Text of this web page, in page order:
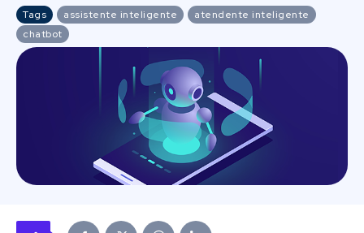
Tags assistente inteligente
atendente inteligente
chatbot